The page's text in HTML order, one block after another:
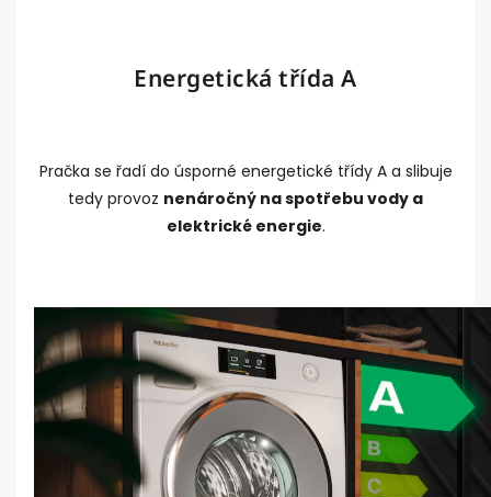
Energetická třída A
Pračka se řadí do úsporné energetické třídy A a slibuje
tedy provoz nenáročný na spotřebu vody a
elektrické energie.